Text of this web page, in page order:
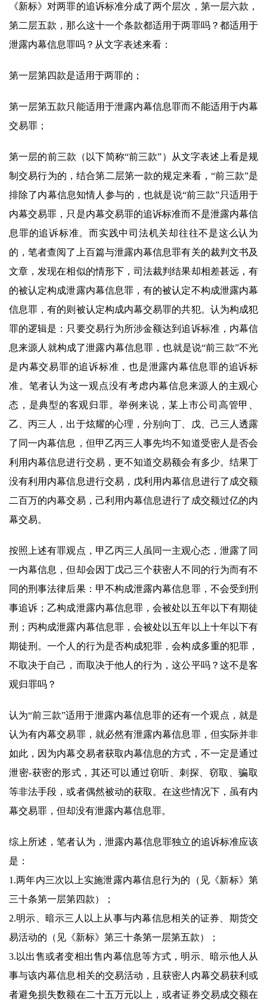
《新标》对两罪的追诉标准分成了两个层次，第一层六款，
第二层五款，那么这十一个条款都适用于两罪吗？都适用于
泄露内幕信息罪吗？从文字表述来看：
第一层第四款是适用于两罪的；
第一层第五款只能适用于泄露内幕信息罪而不能适用于内幕
交易罪；
第一层的前三款（以下简称“前三款”）从文字表述上看是规
制交易行为的，结合第二层第一款的规定来看，“前三款”是
排除了内幕信息知情人参与的，也就是说“前三款”只适用于
内幕交易罪，只是内幕交易罪的追诉标准而不是泄露内幕信
息罪的追诉标准。而实践中司法机关却往往不是这么认为
的，笔者查阅了上百篇与泄露内幕信息罪有关的裁判文书及
文章，发现在相似的情形下，司法裁判结果却相差甚远，有
的被认定构成泄露内幕信息罪，有的被认定不构成泄露内幕
信息罪，有的则被认定构成内幕交易罪的共犯。认为构成犯
罪的逻辑是：只要交易行为所涉金额达到追诉标准，内幕信
息来源人就构成了泄露内幕信息罪，也就是说“前三款”不光
是内幕交易罪的追诉标准，也是泄露内幕信息罪的追诉标
准。笔者认为这一观点没有考虑内幕信息来源人的主观心
态，是典型的客观归罪。举例来说，某上市公司高管甲、
乙、丙三人，出于炫耀的心理，分别向丁、戊、己三人透露
了同一内幕信息，但甲乙丙三人事先均不知道受密人是否会
利用内幕信息进行交易，更不知道交易额会有多少。结果丁
没有利用内幕信息进行交易，戊利用内幕信息进行了成交额
二百万的内幕交易，己利用内幕信息进行了成交额过亿的内
幕交易。
按照上述有罪观点，甲乙丙三人虽同一主观心态，泄露了同
一内幕信息，但却会因丁戊己三个获密人不同的行为而有不
同的刑事法律后果：甲不构成泄露内幕信息罪，不会受到刑
事追诉；乙构成泄露内幕信息罪，会被处以五年以下有期徒
刑；丙构成泄露内幕信息罪，会被处以五年以上十年以下有
期徒刑。一个人的行为是否构成犯罪，会构成多重的犯罪，
不取决于自己，而取决于他人的行为，这公平吗？这不是客
观归罪吗？
认为“前三款”适用于泄露内幕信息罪的还有一个观点，就是
认为有内幕交易罪，就必然有泄露内幕信息罪，但实际并非
如此，因为内幕交易者获取内幕信息的方式，不一定是通过
泄密-获密的形式，其还可以通过窃听、刺探、窃取、骗取
等非法手段，或者偶然被动的获取。在这些情况下，虽有内
幕交易罪，但却没有泄露内幕信息罪。
综上所述，笔者认为，泄露内幕信息罪独立的追诉标准应该
是：
1.两年内三次以上实施泄露内幕信息行为的（见《新标》第
三十条第一层第四款）；
2.明示、暗示三人以上从事与内幕信息相关的证券、期货交
易活动的（见《新标》第三十条第一层第五款）；
3.以出售或者变相出售内幕信息等方式，明示、暗示他人从
事与该内幕信息相关的交易活动，且获密人内幕交易获利或
者避免损失数额在二十五万元以上，或者证券交易成交额在